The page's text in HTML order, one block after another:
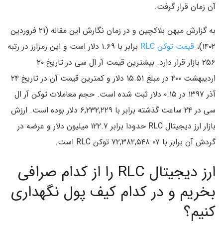
آن زمان قرار گرفت.
به گزارش میهن بلاکچین و در زمان نگارش این مقاله (۲۱ فروردین
۱۴۰۲)،
قیمت توکن RLC
برابر با ۱.۶۹ دلار است و این رمزارز در رتبه
۲۵۶ بازار قرار دارد. بیشترین قیمت آر ال سی در تاریخ ۲۰
اردیبهشت ۴۰۰ در مبلغ ۱۵.۵۱ دلار و کمترین قیمت آن در تاریخ ۲۴
آذر ۱۳۹۷ در ۰.۱۵ دلار ثبت شده است. حجم معاملات توکن آر ال
سی در ۲۴ ساعت گذشته برابر با ۶,۲۳۲,۲۲۹ دلار بوده است. ارزش
بازار ارز دیجیتال RLC حدودا برابر ۱۲۲.۷ میلیون دلار و عرضه در
گردش آن برابر با ۷۲,۳۸۲,۵۴۸.۰۷ توکن RLC است.
ارز دیجیتال RLC را از کدام صرافی
بخریم و در کدام کیف پول نگهداری
کنیم؟